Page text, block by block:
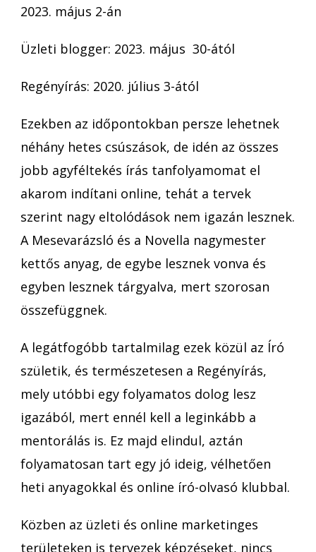
2023. május 2-án
Üzleti blogger: 2023. május 30-ától
Regényírás: 2020. július 3-ától
Ezekben az időpontokban persze lehetnek
néhány hetes csúszások, de idén az összes
jobb agyféltekés írás tanfolyamomat el
akarom indítani online, tehát a tervek
szerint nagy eltolódások nem igazán lesznek.
A Mesevarázsló és a Novella nagymester
kettős anyag, de egybe lesznek vonva és
egyben lesznek tárgyalva, mert szorosan
összefüggnek.
A legátfogóbb tartalmilag ezek közül az Író
születik, és természetesen a Regényírás,
mely utóbbi egy folyamatos dolog lesz
igazából, mert ennél kell a leginkább a
mentorálás is. Ez majd elindul, aztán
folyamatosan tart egy jó ideig, vélhetően
heti anyagokkal és online író-olvasó klubbal.
Közben az üzleti és online marketinges
területeken is tervezek képzéseket, nincs